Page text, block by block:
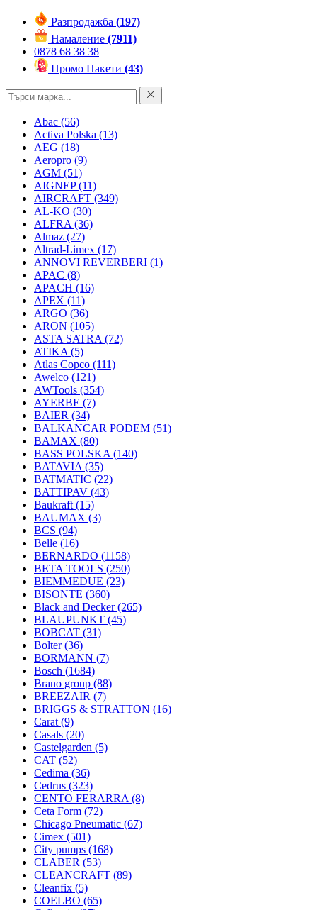
Разпродажба (197)
Намаление (7911)
0878 68 38 38
Промо Пакети (43)
Abac (56)
Activa Polska (13)
AEG (18)
Aeropro (9)
AGM (51)
AIGNEP(11)
AIRCRAFT (349)
AL-KO (30)
ALFRA (36)
Almaz (27)
Altrad-Limex (17)
ANNOVI REVERBERI (1)
APAC (8)
APACH (16)
APEX (11)
ARGO (36)
ARON (105)
ASTA SATRA (72)
ATIKA (5)
Atlas Copco (111)
Awelco (121)
AWTools (354)
AYERBE (7)
BAIER (34)
BALKANCAR PODEM (51)
BAMAX (80)
BASS POLSKA (140)
BATAVIA (35)
BATMATIC (22)
BATTIPAV (43)
Baukraft (15)
BAUMAX (3)
BCS (94)
Belle (16)
BERNARDO (1158)
BETA TOOLS (250)
BIEMMEDUE (23)
BISONTE (360)
Black and Decker(265)
BLAUPUNKT (45)
BOBCAT (31)
Bolter(36)
BORMANN (7)
Bosch (1684)
Brano group (88)
BREEZAIR (7)
BRIGGS & STRATTON (16)
Carat (9)
Casals (20)
Castelgarden (5)
CAT (52)
Cedima (36)
Cedrus (323)
CENTO FERARRA (8)
Ceta Form (72)
Chicago Pneumatic (67)
Cimex (501)
City pumps (168)
CLABER (53)
CLEANCRAFT (89)
Cleanfix (5)
COELBO (65)